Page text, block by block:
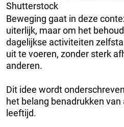
Shutterstock
Beweging gaat in deze
uiterlijk, maar om het
dagelijkse activiteiten
uit te voeren, zonder sterk
anderen.
Dit idee wordt
het belang benadrukken
leeftijd.